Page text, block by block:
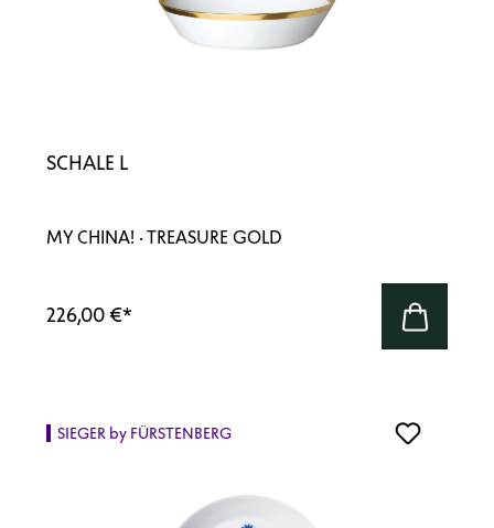
SCHALE L
MY CHINA! · TREASURE GOLD
226,00 €*
SIEGER by FÜRSTENBERG